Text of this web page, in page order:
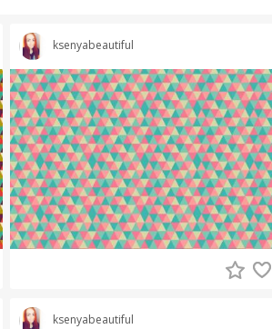
ksenyabeautiful
ksenyabeautiful